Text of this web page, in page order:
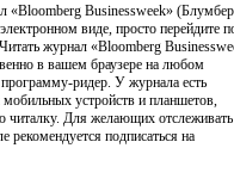
«Bloomberg Businessweek»
виде, просто перейдите
журнал «Bloomberg
в вашем браузере на любом
ридер. У журнала есть
устройств и планшетов,
отслеживать
подписаться на